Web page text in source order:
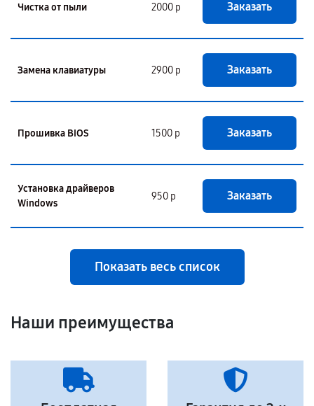
Чистка от пыли 2000 р Заказать
Замена клавиатуры 2900 р Заказать
Прошивка BIOS 1500 р Заказать
Установка драйверов
Windows
950 р Заказать
Показать весь список
Наши преимущества